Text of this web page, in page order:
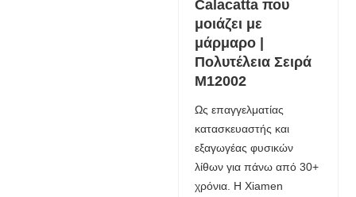
Calacatta που
μοιάζει με
μάρμαρο |
Πολυτέλεια Σειρά
M12002
Ως επαγγελματίας
κατασκευαστής και
εξαγωγέας φυσικών
λίθων για πάνω από 30+
χρόνια. Η Xiamen